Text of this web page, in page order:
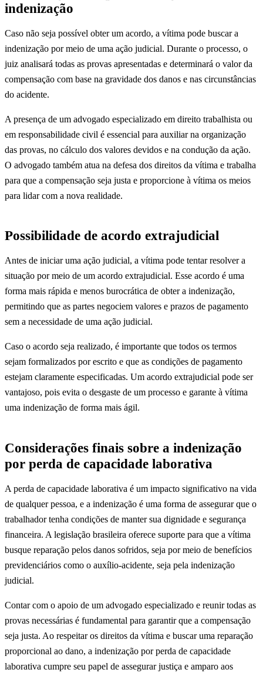
indenização
Caso não seja possível obter um acordo, a vítima pode buscar a
indenização por meio de uma ação judicial. Durante o processo, o
juiz analisará todas as provas apresentadas e determinará o valor da
compensação com base na gravidade dos danos e nas circunstâncias
do acidente.
A presença de um advogado especializado em direito trabalhista ou
em responsabilidade civil é essencial para auxiliar na organização
das provas, no cálculo dos valores devidos e na condução da ação.
O advogado também atua na defesa dos direitos da vítima e trabalha
para que a compensação seja justa e proporcione à vítima os meios
para lidar com a nova realidade.
Possibilidade de acordo extrajudicial
Antes de iniciar uma ação judicial, a vítima pode tentar resolver a
situação por meio de um acordo extrajudicial. Esse acordo é uma
forma mais rápida e menos burocrática de obter a indenização,
permitindo que as partes negociem valores e prazos de pagamento
sem a necessidade de uma ação judicial.
Caso o acordo seja realizado, é importante que todos os termos
sejam formalizados por escrito e que as condições de pagamento
estejam claramente especificadas. Um acordo extrajudicial pode ser
vantajoso, pois evita o desgaste de um processo e garante à vítima
uma indenização de forma mais ágil.
Considerações finais sobre a indenização
por perda de capacidade laborativa
A perda de capacidade laborativa é um impacto significativo na vida
de qualquer pessoa, e a indenização é uma forma de assegurar que o
trabalhador tenha condições de manter sua dignidade e segurança
financeira. A legislação brasileira oferece suporte para que a vítima
busque reparação pelos danos sofridos, seja por meio de benefícios
previdenciários como o auxílio-acidente, seja pela indenização
judicial.
Contar com o apoio de um advogado especializado e reunir todas as
provas necessárias é fundamental para garantir que a compensação
seja justa. Ao respeitar os direitos da vítima e buscar uma reparação
proporcional ao dano, a indenização por perda de capacidade
laborativa cumpre seu papel de assegurar justiça e amparo aos